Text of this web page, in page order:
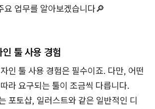
요 업무를 알아보겠습니다🔎
툴 사용 경험
인 툴 사용 경험은 필수이죠. 다만, 어떤
라 요구되는 툴이 조금씩 다릅니다.
포토샵, 일러스트와 같은 일반적인 디